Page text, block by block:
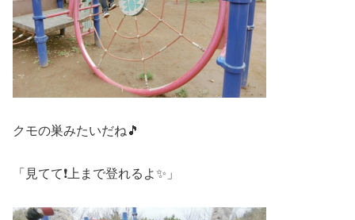
クモの巣みたいだね🎵
「見てて❗上まで登れるよ✨」